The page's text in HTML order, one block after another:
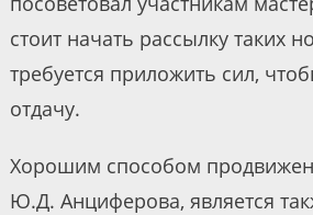
стоит начать рассылку таких
требуется приложить сил,
отдачу.
Хорошим способом
Ю.Д. Анциферова, является